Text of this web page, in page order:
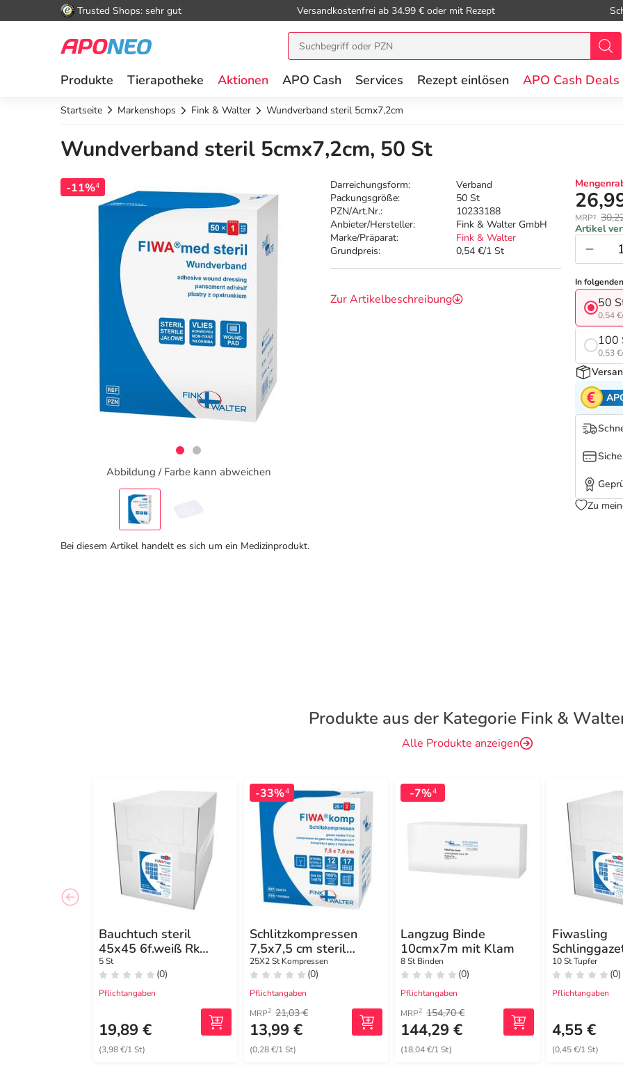
Trusted Shops: sehr gut Versandkostenfrei ab 34.99 € oder mit Rezept
Produkte Tierapotheke Aktionen APO Cash Services Rezept einlösen APO Cash Deals
Startseite Markenshops Fink & Walter Wundverband steril 5cmx7,2cm
Wundverband steril 5cmx7,2cm, 50 St
-11%4
Abbildung / Farbe kann abweichen
Darreichungsform:
Verband
Packungsgröße:
50 St
PZN/Art.Nr.:
10233188
Anbieter/Hersteller:
Fink & Walter GmbH
Marke/Präparat:
Fink & Walter
Grundpreis:
0,54 €/1 St
Zur Artikelbeschreibung
MRP²
Artikel
In
50
0,54
100
0,53
Zu
Bei diesem Artikel handelt es sich um ein Medizinprodukt.
Produkte aus der Kategorie Fink &
Alle Produkte anzeigen
Bauchtuch steril
45x45 6f.weiß Rk
Schlaufen Fiwalap
5 St
(0)
Pflichtangaben
19,89 €
(3,98 €/1 St)
-33%4
Schlitzkompressen
7,5x7,5 cm steril
12fach
25X2 St Kompressen
(0)
Pflichtangaben
MRP2 21,03 €
13,99 €
(0,28 €/1 St)
-7%4
Langzug Binde
10cmx7m mit Klam
8 St Binden
(0)
Pflichtangaben
MRP2 154,70 €
144,29 €
(18,04 €/1 St)
Fiwasling
cm steril 20f
10 St Tupfer
(0)
Pflichtangaben
4,55 €
(0,45 €/1 St)